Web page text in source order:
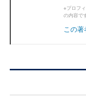
※プロフ
の内容で
この